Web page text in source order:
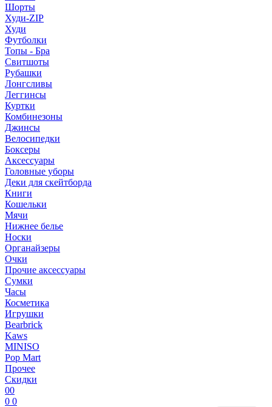
Шорты
Худи-ZIP
Худи
Футболки
Топы - Бра
Свитшоты
Рубашки
Лонгсливы
Леггинсы
Куртки
Комбинезоны
Джинсы
Велосипедки
Боксеры
Аксессуары
Головные уборы
Деки для скейтборда
Книги
Кошельки
Мячи
Нижнее белье
Носки
Органайзеры
Очки
Прочие аксессуары
Сумки
Часы
Косметика
Игрушки
Bearbrick
Kaws
MINISO
Pop Mart
Прочее
Скидки
00
0 0